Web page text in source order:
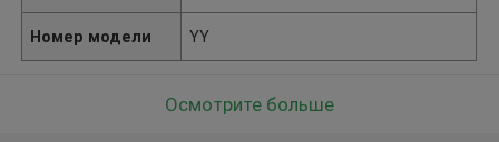
Номер модели YY
Осмотрите больше